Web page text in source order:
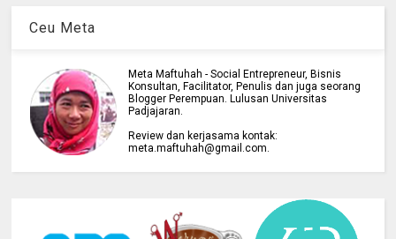
Ceu Meta
Meta Maftuhah - Social Entrepreneur, Bisnis
Konsultan, Facilitator, Penulis dan juga seorang
Blogger Perempuan. Lulusan Universitas
Padjajaran.
Review dan kerjasama kontak:
meta.maftuhah@gmail.com.